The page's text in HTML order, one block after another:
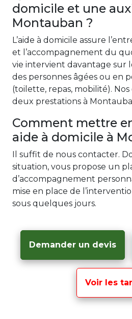
domicile et une
Montauban ?
L’aide à domicile assure
et l’accompagnement du
vie intervient davantage sur
des personnes âgées ou en
(toilette, repas, mobilité).
deux prestations à
Comment mettre
aide à domicile à
Il suffit de nous contacter.
situation, vous propose un
d’accompagnement
mise en place de
sous quelques jours.
Demander un devis
Voir les